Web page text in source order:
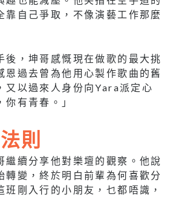
靠自己爭取，不像演藝工作那麼
後，坤哥感慨現在做歌的最大挑
恩過去曾為他用心製作歌曲的舊
又以過來人身份向Yara派定心
有青春。」
則
繼續分享他對樂壇的觀察。他說
轉變，終於明白前輩為何喜歡分
班剛入行的小朋友，乜都唔識，